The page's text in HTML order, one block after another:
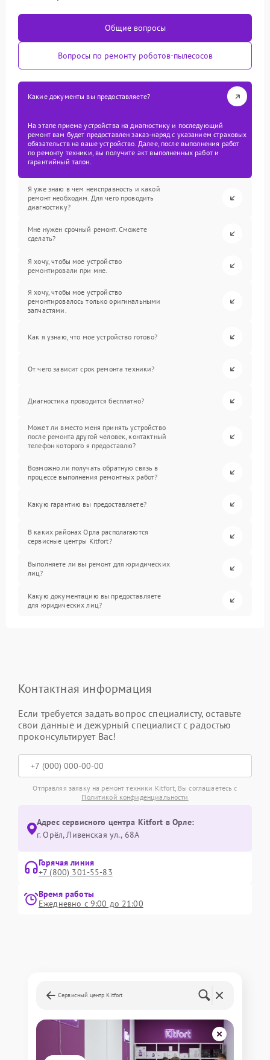
Общие вопросы
Вопросы по ремонту роботов-пылесосов
Какие документы вы предоставляете?
На этапе приема устройства на диагностику и последующий
ремонт вам будет предоставлен заказ-наряд с указанием страховых
обязательств на ваше устройство. Далее, после выполнения работ
по ремонту техники, вы получите акт выполненных работ и
гарантийный талон.
Я уже знаю в чем неисправность и какой
ремонт необходим. Для чего проводить
диагностику?
Мне нужен срочный ремонт. Сможете
сделать?
Я хочу, чтобы мое устройство
ремонтировали при мне.
Я хочу, чтобы мое устройство
ремонтировалось только оригинальными
запчастями.
Как я узнаю, что мое устройство готово?
От чего зависит срок ремонта техники?
Диагностика проводится бесплатно?
Может ли вместо меня принять устройство
после ремонта другой человек, контактный
телефон которого я предоставлю?
Возможно ли получать обратную связь в
процессе выполнения ремонтных работ?
Какую гарантию вы предоставляете?
В каких районах Орла располагаются
сервисные центры Kitfort?
Выполняете ли вы ремонт для юридических
лиц?
Какую документацию вы предоставляете
для юридических лиц?
Контактная информация
Если требуется задать вопрос специалисту, оставьте
свои данные и дежурный специалист с радостью
проконсультирует Вас!
Отправляя заявку на ремонт техники Kitfort, Вы соглашаетесь с
Политикой конфиденциальности
Адрес сервисного центра Kitfort в Орле:
г. Орёл, Ливенская ул., 68А
Горячая линия
+7 (800) 301-55-83
Время работы
Ежедневно с 9:00 до 21:00
Сервисный центр Kitfort